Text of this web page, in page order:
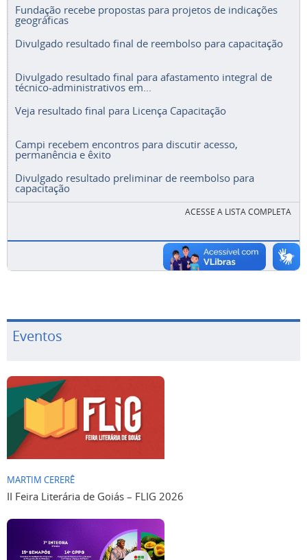
Fundação recebe propostas para projetos de indicações
geográficas
Divulgado resultado final de reembolso para capacitação
Divulgado resultado final para afastamento integral de
técnico-administrativos em...
Veja resultado final para Licença Capacitação
Campi recebem encontros para discutir acesso,
permanência e êxito
Divulgado resultado preliminar de reembolso para
capacitação
ACESSE A LISTA COMPLETA
Eventos
MARTIM CERERÊ
II Feira Literária de Goiás – FLIG 2026